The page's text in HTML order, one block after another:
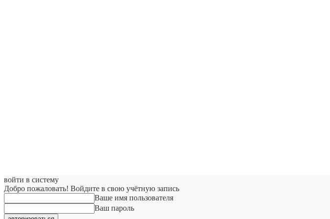
войти в систему
Добро пожаловать! Войдите в свою учётную запись
Ваше имя пользователя
Ваш пароль